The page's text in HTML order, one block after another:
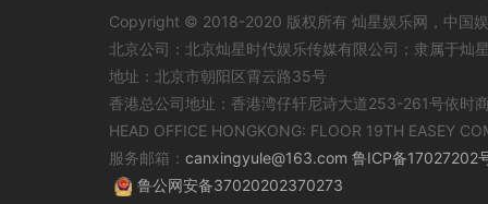
Copyright © 2018-2020 版权所有 灿星娱乐网，中国
北京公司：北京灿星时代娱乐传媒有限公司；隶属于灿
地址：北京市朝阳区霄云路35号
香港总公司地址：香港湾仔轩尼诗大道253-261号依时
HEAD OFFICE HONGKONG: FLOOR 19TH EASEY
服务邮箱： canxingyule@163.com 鲁ICP备17027202
鲁公网安备37020202370273